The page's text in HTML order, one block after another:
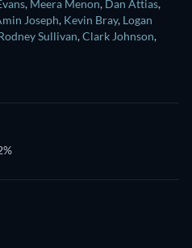
, Meera Menon, Dan Attias,
Joseph, Kevin Bray, Logan
Sullivan,Clark Johnson,